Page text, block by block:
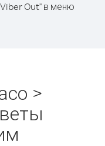
Out" в меню
>